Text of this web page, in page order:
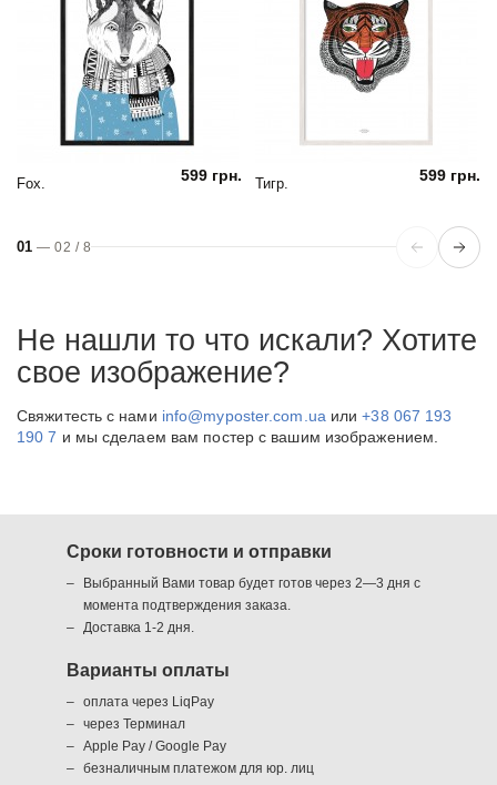
Fox. 599 грн. Тигр. 599 грн.
01 —02 / 8
Не нашли то что искали? Хотите
свое изображение?
Свяжитесть с нами info@myposter.com.uaили+38 067 193
190 7 и мы сделаем вам постер с вашим изображением.
Сроки готовности и отправки
Выбранный Вами товар будет готов через 2—3 дня с
момента подтверждения заказа.
Доставка 1-2 дня.
Варианты оплаты
оплата через LiqPay
через Терминал
Apple Pay / Google Pay
безналичным платежом для юр. лиц